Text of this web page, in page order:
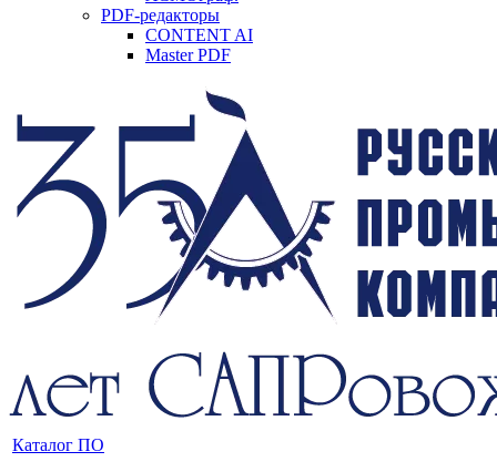
PDF-редакторы
CONTENT AI
Master PDF
Каталог ПО